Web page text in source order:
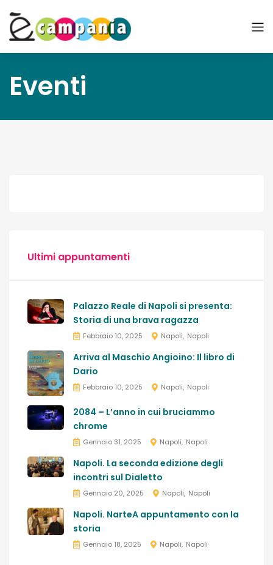
Eventi
Ultimi appuntamenti
Palazzo Reale di Napoli si presenta:
Storia di una brava ragazza
Febbraio 10, 2025 Napoli Napoli
Arriva al Maschio Angioino: Il libro di
Dario
Febbraio 10, 2025 Napoli Napoli
2084 – L’anno in cui bruciammo
chrome
Gennaio 31, 2025 Napoli Napoli
Napoli. La seconda edizione degli
incontri sul Dialetto
Gennaio 20, 2025 Napoli Napoli
Napoli. NarteA appuntamento con la
storia
Gennaio 18, 2025 Napoli Napoli